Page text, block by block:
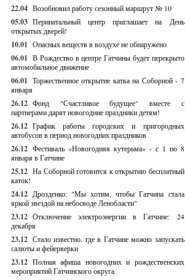
22.04 Возобновил работу сезонный маршрут № 10
05.03 Перинатальный центр приглашает на День
открытых дверей!
10.01 Опасных веществ в воздухе не обнаружено
06.01 В Рождество в центре Гатчины будет перекрыто
автомобильное движение
06.01 Торжественное открытие катка на Соборной - 7
января
26.12 Фонд "Счастливое будущее" вместе с
партнерами дарят новогодние праздники детям!
26.12 График работы городских и пригородных
автобусов в период новогодних праздников
26.12 Фестиваль «Новогодняя кутерьма» - с 1 по 8
января в Гатчине
25.12 На Соборной готовится к открытию бесплатный
каток!
24.12 Дрозденко: "Мы хотим, чтобы Гатчина стала
яркой звездой на небосводе Ленобласти"
23.12 Отключение электроэнергии в Гатчине: 24
декабря
23.12 Стало известно, где в Гатчине можно запускать
салюты и фейерверки
23.12 Полная афиша новогодних и рождественских
мероприятий Гатчинского округа